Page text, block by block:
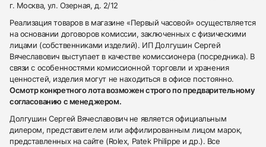
г. Москва, ул. Озерная, д. 2/12
Реализация товаров в магазине «Первый часовой» осуществляется
на основании договоров комиссии, заключенных с физическими
лицами (собственниками изделий). ИП Долгушин Сергей
Вячеславович выступает в качестве комиссионера (посредника). В
связи с особенностями комиссионной торговли и хранения
ценностей, изделия могут не находиться в офисе постоянно.
Осмотр конкретного лота возможен строго по предварительному
согласованию с менеджером.
Долгушин Сергей Вячеславович не является официальным
дилером, представителем или аффилированным лицом марок,
представленных на сайте (Rolex, Patek Philippe и др.). Все